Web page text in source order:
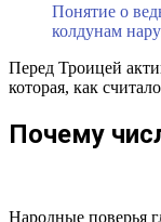
Понятие о
колдунам
Перед Троицей
которая, как
Почему
Народные поверья